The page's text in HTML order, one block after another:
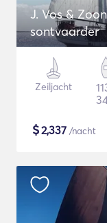
J. Vos &
sontvaarder
Zeiljacht
$2,337 /nacht